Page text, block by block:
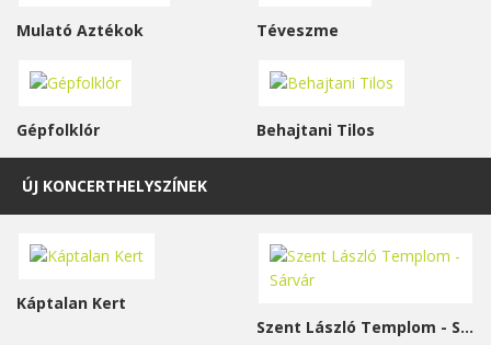
Mulató Aztékok Téveszme
Gépfolklór Behajtani Tilos
ÚJ KONCERTHELYSZÍNEK
Káptalan Kert
Szent László Templom - Sárvár